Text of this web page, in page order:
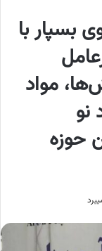
بسپار با
مواد
نو
حوزه